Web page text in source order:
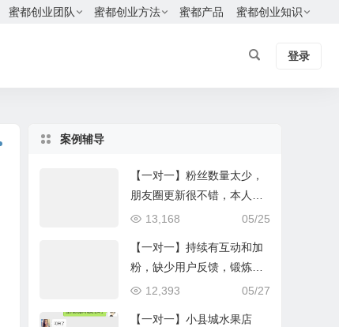
蜜都创业团队 蜜都创业方法 蜜都产品 蜜都创业知识
登录
案例辅导
【一对一】粉丝数量太少，
朋友圈更新很不错，本人亲
自试用产品
05/25
13,168
【一对一】持续有互动和加
粉，缺少用户反馈，锻炼讲
课能力
05/27
12,393
【一对一】小县城水果店